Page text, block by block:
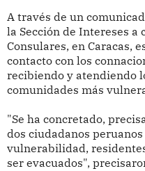
A través de un
la Sección de Intereses a
Consulares, en Caracas,
contacto con los
recibiendo y atendiendo
comunidades más
"Se ha concretado,
dos ciudadanos
vulnerabilidad,
ser evacuados",